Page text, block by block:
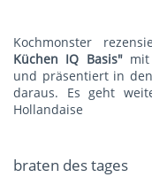
Kochmonster
Küchen IQ Basis"
und präsentiert in
daraus. Es geht
Hollandaise
braten des tages